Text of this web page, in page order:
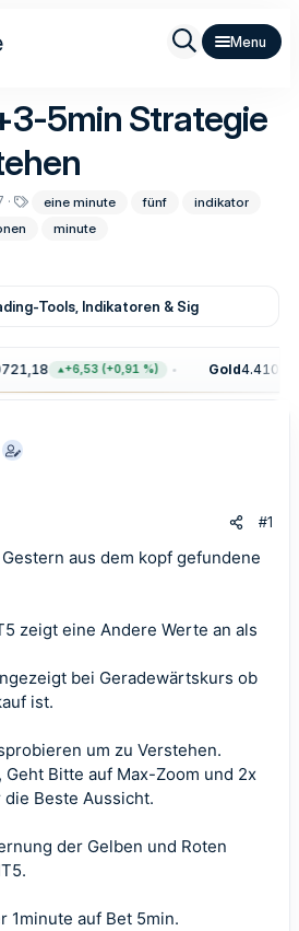
5min Strategie
w
o
e
eine minute fünf
indikator
minute
Tools, Indikatoren & Signale
+6,53 (+0,91 %) Gold4.410,60
#1
aus dem kopf gefundene
zeigt eine Andere Werte an als
bei Geradewärtskurs ob
ist.
um zu Verstehen.
Geht Bitte auf Max-Zoom und 2x
Beste Aussicht.
der Gelben und Roten
1minute auf Bet 5min.